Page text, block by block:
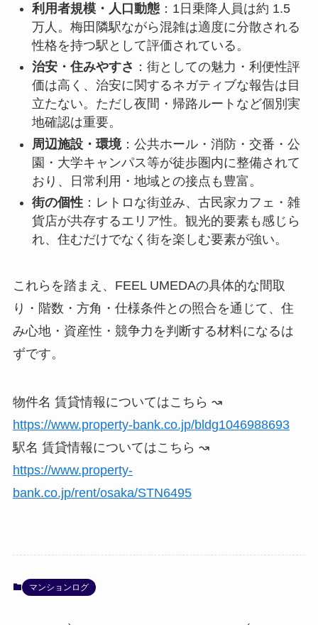
利用者規模・人口動態：1日乗降人員は約 1.5
万人。梅田隣駅ながら混雑は適度に分散される
性格を持つ駅として評価されている。
治安・住みやすさ ：街としての魅力・利便性評
価は高く、治安に関するネガティブな報告は目
立たない。ただし夜間・帰路ルートなど個別実
地確認は重要。
周辺施設・環境：公共ホール・消防・交番・公
園・大学キャンパス等が徒歩圏内に整備されて
おり、日常利用・地域との接点も豊富。
街の個性：レトロな街並み、古民家カフェ・雑
貨店が共存するエリア性。観光的要素も感じら
れ、住むだけでなく街を楽しむ要素が強い。
これらを踏まえ、FEEL UMEDAの具体的な間取
り・階数・方角・仕様条件との照合を通じて、住
み心地・資産性・競争力を判断する材料になるは
ずです。
物件名 賃貸情報についてはこちら ↝
https://www.property-bank.co.jp/bldg1046988693
駅名 賃貸情報についてはこちら ↝
https://www.property-
bank.co.jp/rent/osaka/STN6495
マンションログ